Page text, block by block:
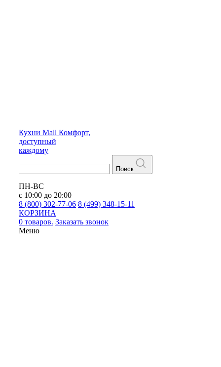
Кухни Mall Комфорт,
доступный
каждому
Поиск
ПН-ВС
с 10:00 до 20:00
8 (800) 302-77-06 8 (499) 348-15-11
КОРЗИНА
0 товаров. Заказать звонок
Меню